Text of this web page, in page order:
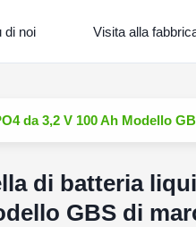
di noi Visita alla
da 3,2 V 100 Ah Modello
di batteria
GBS di